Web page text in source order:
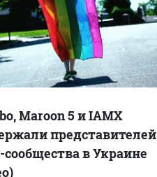
Maroon 5 и IAMX
представителей
в Украине